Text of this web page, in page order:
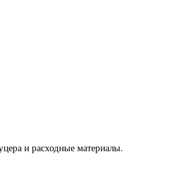
и расходные материалы.